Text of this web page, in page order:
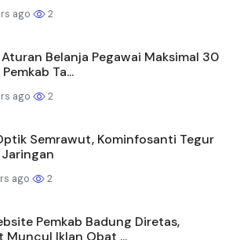
ago 2
Belanja Pegawai Maksimal 30
Ta...
ago 2
Semrawut, Kominfosanti Tegur
Jaringan
ago 2
Pemkab Badung Diretas,
Muncul Iklan Obat ...